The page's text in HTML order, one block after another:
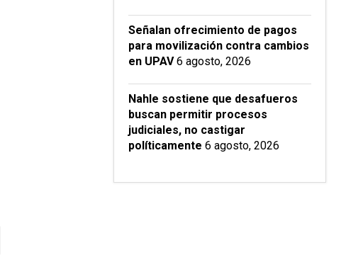
Señalan ofrecimiento de pagos
para movilización contra cambios
en UPAV 6 agosto, 2026
Nahle sostiene que desafueros
buscan permitir procesos
judiciales, no castigar
políticamente 6 agosto, 2026